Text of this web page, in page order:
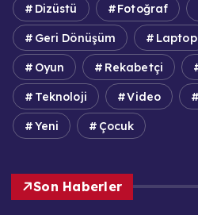
Dizüstü Fotoğraf
Geri Dönüşüm Laptop
Oyun Rekabetçi
Teknoloji Video
Yeni Çocuk
Son Haberler